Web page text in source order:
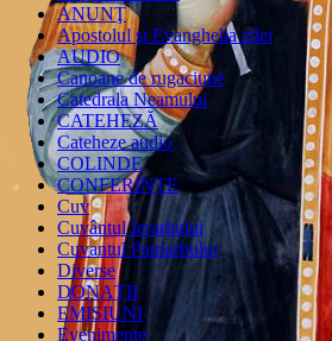
ANUNŢ
Apostolul şi Evanghelia zilei
AUDIO
Canoane de rugaciune
Catedrala Neamului
CATEHEZĂ
Cateheze audio
COLINDE
CONFERINȚE
Cuv
Cuvântul Ierarhului
Cuvantul Patriarhului
Diverse
DONAȚII
EMISIUNI
Evenimente